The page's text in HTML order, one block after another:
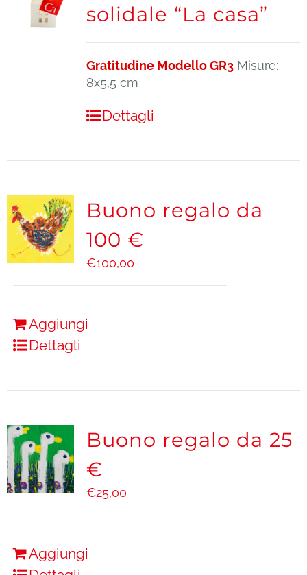
solidale “La casa”
Gratitudine Modello GR3Misure:
8x5,5 cm
Dettagli
Buono regalo da
100 €
€100,00
Aggiungi
Dettagli
Buono regalo da 25
€
€25,00
Aggiungi